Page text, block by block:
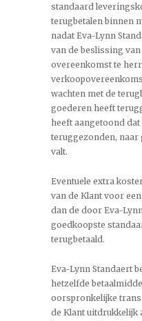
standaard
terugbetalen binnen
nadat Eva-Lynn
van de beslissing
overeenkomst te
wachten met de
goederen heeft
heeft aangetoond
teruggezonden, naar
valt.
Eventuele extra
van de Klant voor
dan de door Eva-
goedkoopste
terugbetaald.
Eva-Lynn Standaert
hetzelfde
oorspronkelijke
de Klant uitdrukkelijk